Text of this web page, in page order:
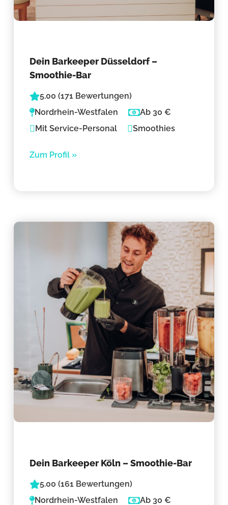
Dein Barkeeper Düsseldorf –
Smoothie-Bar
5.00 (171 Bewertungen)
Nordrhein-Westfalen
Ab 30 €
Mit Service-Personal
Smoothies
Zum Profil »
Dein Barkeeper Köln – Smoothie-Bar
5.00 (161 Bewertungen)
Nordrhein-Westfalen
Ab 30 €